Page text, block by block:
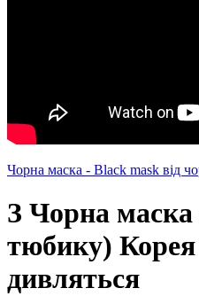
Чорна маска - Black mask від
З Чорна
тюбику)
дивляться